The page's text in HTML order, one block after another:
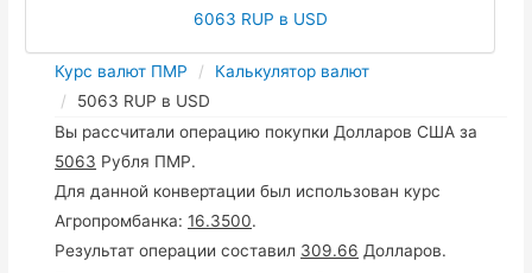
6063 RUP в USD
Курс валют ПМР
Калькулятор валют
5063 RUP в USD
Вы рассчитали операцию покупки Долларов США за
5063 Рубля ПМР.
Для данной конвертации был использован курс
Агропромбанка:16.3500.
Результат операции составил 309.66 Долларов.